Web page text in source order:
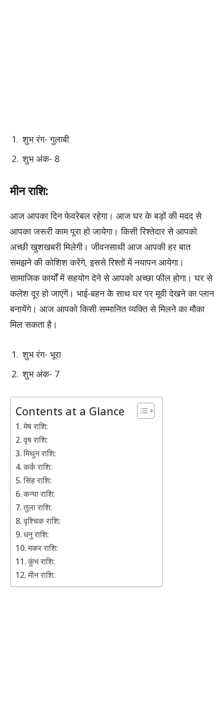
शुभ रंग- गुलाबी
शुभ अंक- 8
मीन राशि:
आज आपका दिन फेवरेबल रहेगा। आज घर के बड़ों की मदद से
आपका जरूरी काम पूरा हो जायेगा। किसी रिश्तेदार से आपको
अच्छी खुशखबरी मिलेगी। जीवनसाथी आज आपकी हर बात
समझने की कोशिश करेंगे, इससे रिश्तों में नयापन आयेगा।
सामाजिक कार्यों में सहयोग देने से आपको अच्छा फील होगा। घर से
कलेश दूर हो जाएंगें। भाई-बहन के साथ घर पर मूवी देखने का प्लान
बनायेंगे। आज आपको किसी सम्मानित व्यक्ति से मिलने का मौका
मिल सकता है।
शुभ रंग- भूरा
शुभ अंक- 7
Contents at a Glance
मेष राशि:
वृष राशि:
मिथुन राशि:
कर्क राशि:
सिंह राशि:
कन्या राशि:
तुला राशि:
वृश्चिक राशि:
धनु राशि:
मकर राशि:
कुंभ राशि:
मीन राशि: